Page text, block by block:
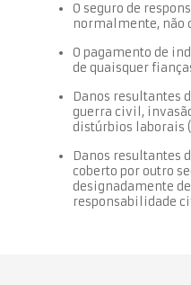
O seguro de
normalmente, não
O pagamento de
de quaisquer
Danos resultantes
guerra civil,
distúrbios laborais
Danos resultantes
coberto por outro
designadamente
responsabilidade